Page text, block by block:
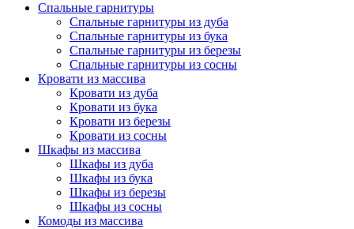
Спальные гарнитуры
Спальные гарнитуры из дуба
Спальные гарнитуры из бука
Спальные гарнитуры из березы
Спальные гарнитуры из сосны
Кровати из массива
Кровати из дуба
Кровати из бука
Кровати из березы
Кровати из сосны
Шкафы из массива
Шкафы из дуба
Шкафы из бука
Шкафы из березы
Шкафы из сосны
Комоды из массива